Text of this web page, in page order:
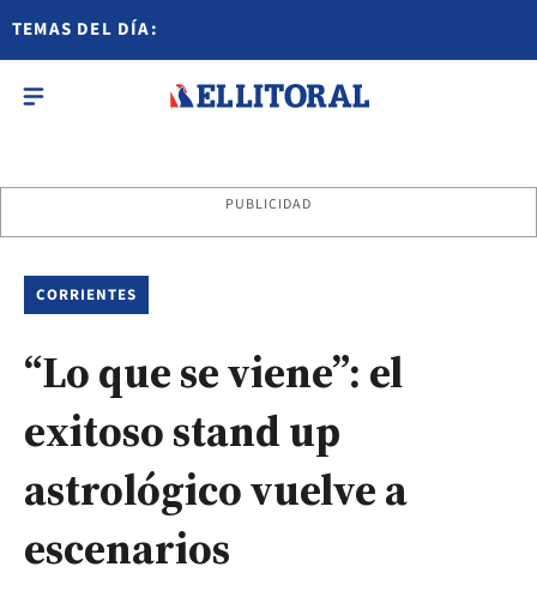
TEMAS DEL DÍA:
PUBLICIDAD
CORRIENTES
“Lo que se viene”: el
exitoso stand up
astrológico vuelve a
escenarios